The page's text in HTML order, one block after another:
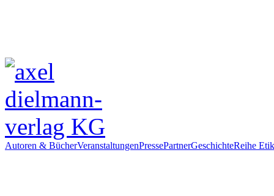
Autoren & BücherVeranstaltungenPressePartnerGeschichteReihe